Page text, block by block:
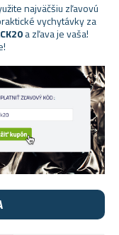
najväčšiu zľavovú
vychytávky za
a zľava je vaša!